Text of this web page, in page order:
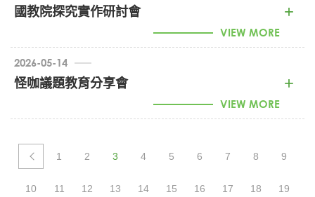
1150009496_2026亞太師資教育國際研討會 (PDF)
國教院探究實作研討會
VIEW MORE
1150009396_國教院探究實作研討會 (PDF)
2026-05-14
怪咖議題教育分享會
VIEW MORE
1 2 3 4 5 6 7 8 9
10 11 12 13 14 15 16 17 18 19